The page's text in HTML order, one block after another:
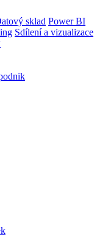
sklad Power BI
Sdílení a vizualizace